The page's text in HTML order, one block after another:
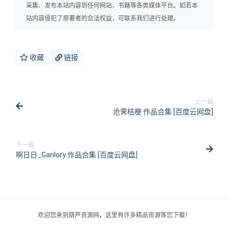
采集、发布本站内容到任何网站、书籍等各类媒体平台。如若本
站内容侵犯了原著者的合法权益，可联系我们进行处理。
收藏 链接
上一篇
沧霁桔梗 作品合集 [百度云网盘]
下一篇
啊日日_Ganlory 作品合集 [百度云网盘]
欢迎您来到葫芦资源网，这里有许多精品资源等您下载！